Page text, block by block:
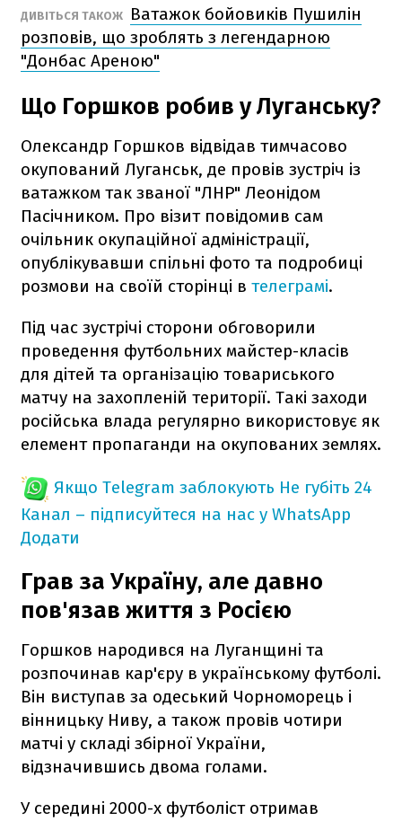
ДИВІТЬСЯ ТАКОЖ
Ватажок бойовиків Пушилін
розповів, що зроблять з легендарною
"Донбас Ареною"
Що Горшков робив у Луганську?
Олександр Горшков відвідав тимчасово
окупований Луганськ, де провів зустріч із
ватажком так званої "ЛНР" Леонідом
Пасічником. Про візит повідомив сам
очільник окупаційної адміністрації,
опублікувавши спільні фото та подробиці
розмови на своїй сторінці в телеграмі.
Під час зустрічі сторони обговорили
проведення футбольних майстер-класів
для дітей та організацію товариського
матчу на захопленій території. Такі заходи
російська влада регулярно використовує як
елемент пропаганди на окупованих землях.
Якщо Telegram заблокують Не губіть 24
Канал – підписуйтеся на нас у WhatsApp
Додати
Грав за Україну, але давно
пов'язав життя з Росією
Горшков народився на Луганщині та
розпочинав кар'єру в українському футболі.
Він виступав за одеський Чорноморець і
вінницьку Ниву, а також провів чотири
матчі у складі збірної України,
відзначившись двома голами.
У середині 2000-х футболіст отримав